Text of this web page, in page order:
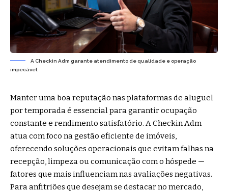
A Checkin Adm garante atendimento de qualidade e operação
impecável.
Manter uma boa reputação nas plataformas de aluguel
por temporada é essencial para garantir ocupação
constante e rendimento satisfatório. A Checkin Adm
atua com foco na gestão eficiente de imóveis,
oferecendo soluções operacionais que evitam falhas na
recepção, limpeza ou comunicação com o hóspede —
fatores que mais influenciam nas avaliações negativas.
Para anfitriões que desejam se destacar no mercado,